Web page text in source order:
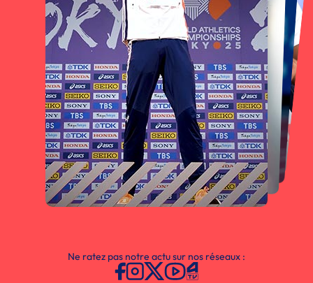
Ne ratez pas notre actu sur nos réseaux :